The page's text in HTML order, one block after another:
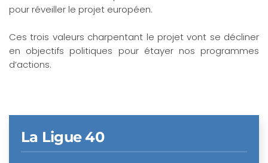
pour réveiller le projet européen.
Ces trois valeurs charpentant le projet vont se décliner
en objectifs politiques pour étayer nos programmes
d’actions.
La Ligue 40